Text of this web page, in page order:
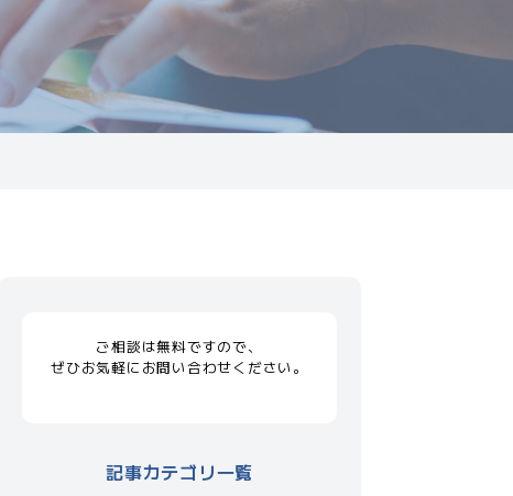
ご相談は無料ですので、
ぜひお気軽にお問い合わせください。
記事カテゴリ一覧